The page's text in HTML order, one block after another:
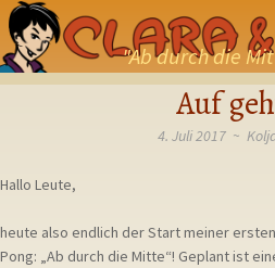
"Ab durch die
Auf
4. Juli 2017 ~
Hallo Leute,
heute also endlich der Start meiner
Pong: „Ab durch die Mitte“! Geplant ist